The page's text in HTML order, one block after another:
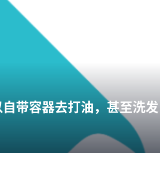
带容器去打油，甚至洗发